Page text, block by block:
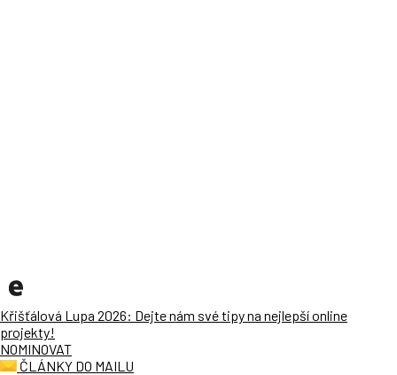
Křišťálová Lupa 2026: Dejte nám své tipy na nejlepší online
projekty!
NOMINOVAT
ČLÁNKY DO MAILU